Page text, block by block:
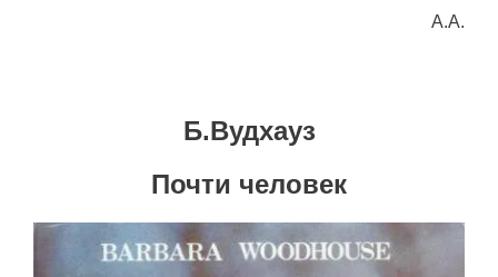
A.A.
Б.Вудхауз
Почти человек